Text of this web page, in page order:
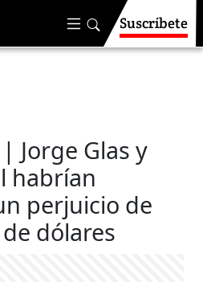
Suscríbete
Jorge Glas y
habrían
perjuicio de
dólares